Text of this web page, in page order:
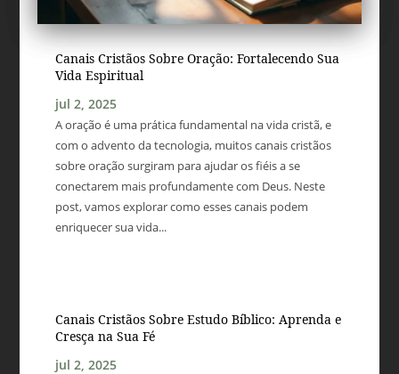
Canais Cristãos Sobre Oração: Fortalecendo Sua
Vida Espiritual
jul 2, 2025
A oração é uma prática fundamental na vida cristã, e
com o advento da tecnologia, muitos canais cristãos
sobre oração surgiram para ajudar os fiéis a se
conectarem mais profundamente com Deus. Neste
post, vamos explorar como esses canais podem
enriquecer sua vida...
Canais Cristãos Sobre Estudo Bíblico: Aprenda e
Cresça na Sua Fé
jul 2, 2025